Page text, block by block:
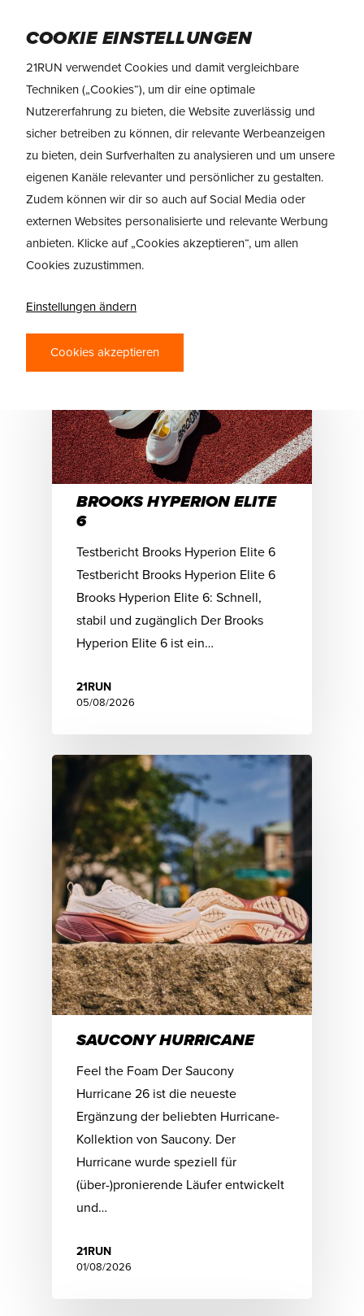
Category
LAUFSCHUHE
Erfahre alles über (die neuesten)
Laufschuhe! Damit du auf dem
neuesten Stand bleibst, teilen wir
unser Wissen und unsere
Erfahrungen mit dir.
BROOKS HYPERION ELITE
6
Testbericht Brooks Hyperion Elite 6
Testbericht Brooks Hyperion Elite 6
Brooks Hyperion Elite 6: Schnell,
stabil und zugänglich Der Brooks
Hyperion Elite 6 ist ein…
21RUN
05/08/2026
SAUCONY HURRICANE
Feel the Foam Der Saucony
Hurricane 26 ist die neueste
Ergänzung der beliebten Hurricane-
Kollektion von Saucony. Der
Hurricane wurde speziell für
(über-)pronierende Läufer entwickelt
und…
21RUN
01/08/2026
COOKIE EINSTELLUNGEN
21RUN verwendet Cookies und damit vergleichbare
Techniken („Cookies“), um dir eine optimale
Nutzererfahrung zu bieten, die Website zuverlässig und
sicher betreiben zu können, dir relevante Werbeanzeigen
zu bieten, dein Surfverhalten zu analysieren und um unsere
eigenen Kanäle relevanter und persönlicher zu gestalten.
Zudem können wir dir so auch auf Social Media oder
externen Websites personalisierte und relevante Werbung
anbieten. Klicke auf „Cookies akzeptieren“, um allen
Cookies zuzustimmen.
Einstellungen ändern
Cookies akzeptieren